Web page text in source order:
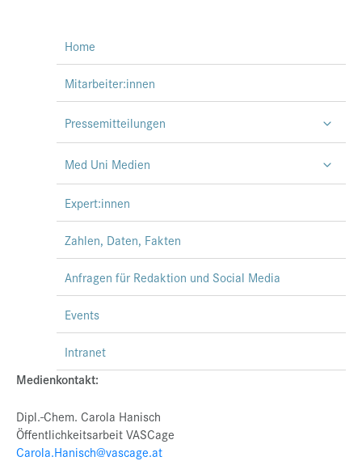
Home
Mitarbeiter:innen
Pressemitteilungen
Med Uni Medien
Expert:innen
Zahlen, Daten, Fakten
Anfragen für Redaktion und Social Media
Events
Intranet
Medienkontakt:
Dipl.-Chem. Carola Hanisch
Öffentlichkeitsarbeit VASCage
Carola.Hanisch@vascage.at